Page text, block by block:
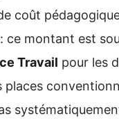
coût
ce montant est
Travail pour les
places